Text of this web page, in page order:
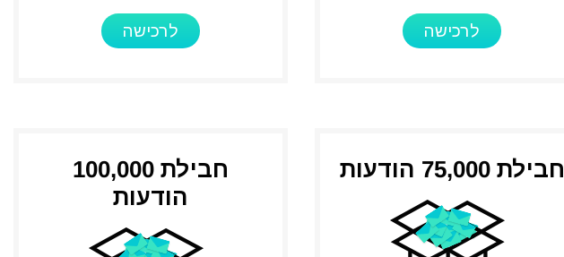
לרכישה לרכישה
חבילת 75,000 הודעות
חבילת 100,000
הודעות